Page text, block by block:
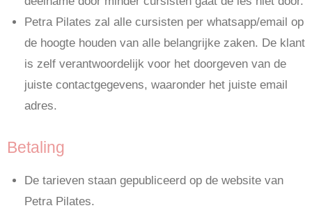
Petra Pilates zal alle cursisten per whatsapp/email op
de hoogte houden van alle belangrijke zaken. De klant
is zelf verantwoordelijk voor het doorgeven van de
juiste contactgegevens, waaronder het juiste email
adres.
Betaling
De tarieven staan gepubliceerd op de website van
Petra Pilates.